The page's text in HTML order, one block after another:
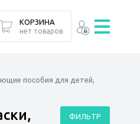
пособия для детей,
ФИЛЬТР
КОРЗИНА
нет товаров